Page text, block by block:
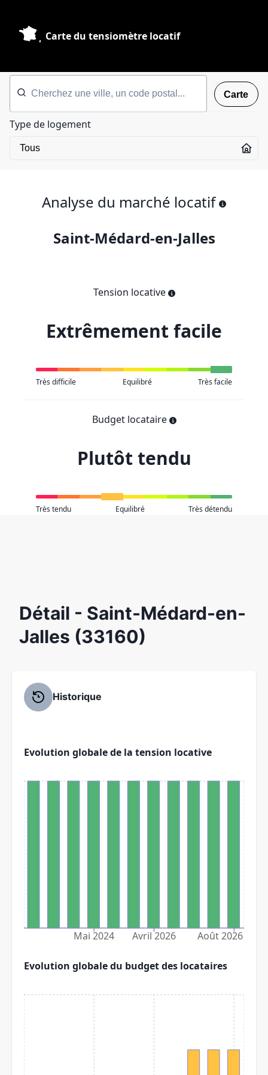
Carte du tensiomètre locatif
Carte
Type de logement
Analyse du marché locatif
Saint-Médard-en-Jalles
Tension locative
Extrêmement facile
Très difficile Equilibré Très facile
Budget locataire
Plutôt tendu
Très tendu Equilibré Très détendu
Détail - Saint-Médard-en-
Jalles (33160)
Historique
Evolution globale de la tension locative
Mai 2024 Avril 2026 Août 2026
Evolution globale du budget des locataires